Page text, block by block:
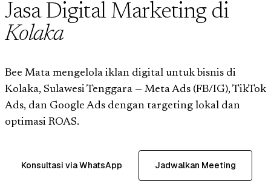
Jasa Digital Marketing di
Kolaka
Bee Mata mengelola iklan digital untuk bisnis di
Kolaka, Sulawesi Tenggara — Meta Ads (FB/IG), TikTok
Ads, dan Google Ads dengan targeting lokal dan
optimasi ROAS.
Konsultasi via WhatsApp Jadwalkan Meeting